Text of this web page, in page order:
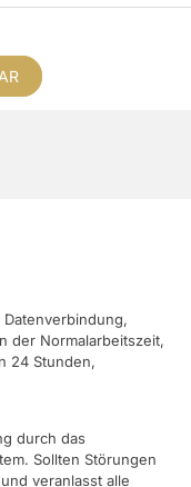
der Normalarbeitszeit,
24 Stunden,
durch das
Sollten Störungen
veranlasst alle